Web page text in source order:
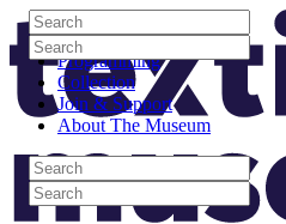
Skip to content
Visit
Programming
Collection
Join & Support
About The Museum
Search
Search
Search
Search
Search
Search
Search
Search
Site Logo